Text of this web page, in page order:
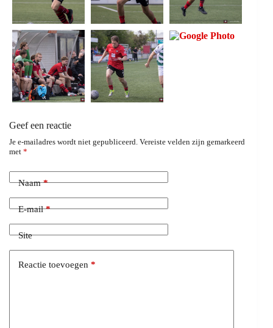
Geef een reactie
Je e-mailadres wordt niet gepubliceerd. Vereiste velden zijn gemarkeerd
met *
Naam*
E-mail*
Site
Reactie toevoegen *